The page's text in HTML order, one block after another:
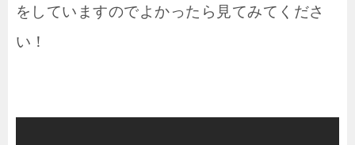
をしていますのでよかったら見てみてくださ
い！